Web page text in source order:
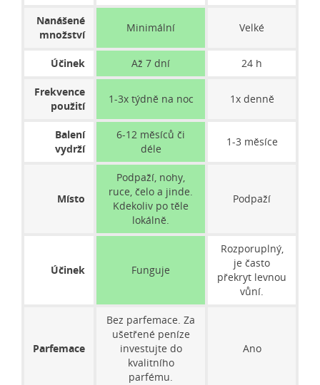
Nanášené
množství
Minimální Velké
Účinek Až 7 dní 24 h
Frekvence
použití
1-3x týdně na noc 1x denně
Balení
vydrží
6-12 měsíců či
déle
1-3 měsíce
Místo
Podpaží, nohy,
ruce, čelo a jinde.
Kdekoliv po těle
lokálně.
Podpaží
Účinek Funguje
Rozporuplný,
je často
překryt levnou
vůní.
Parfemace
Bez parfemace. Za
ušetřené peníze
investujte do
kvalitního
parfému.
Ano